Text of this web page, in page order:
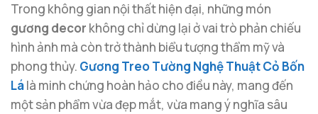
Trong không gian nội thất hiện đại, những món
gương decor không chỉ dừng lại ở vai trò phản chiếu
hình ảnh mà còn trở thành biểu tượng thẩm mỹ và
phong thủy. Gương Treo Tường Nghệ Thuật Cỏ Bốn
Lálà minh chứng hoàn hảo cho điều này, mang đến
một sản phẩm vừa đẹp mắt, vừa mang ý nghĩa sâu